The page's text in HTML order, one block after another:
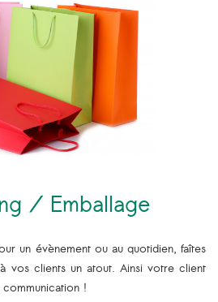
/ Emballage
un évènement ou au quotidien, faîtes
vos clients un atout. Ainsi votre client
!